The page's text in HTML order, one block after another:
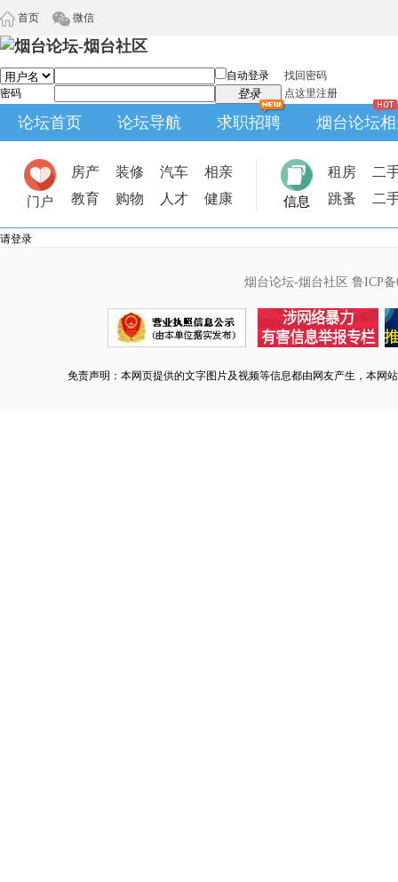
首页 微信
自动登录
找回密码
密码
登录 点这里注册
论坛首页 论坛导航 求职招聘 烟台论坛
门户
房产 装修 汽车
相亲
教育
购物 人才 健康 信息
租房
二
跳蚤
二
请登录
烟台论坛-烟台社区 鲁ICP备
免责声明：本网页提供的文字图片及视频等信息都由网友产生，本网